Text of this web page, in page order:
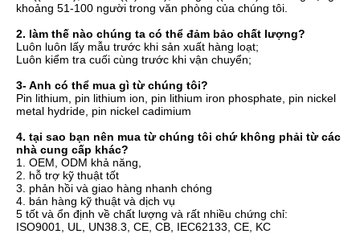
khoảng 51-100 người trong văn phòng của chúng tôi.
2. làm thế nào chúng ta có thể đảm bảo chất lượng?
Luôn luôn lấy mẫu trước khi sản xuất hàng loạt;
Luôn kiểm tra cuối cùng trước khi vận chuyển;
3- Anh có thể mua gì từ chúng tôi?
Pin lithium, pin lithium ion, pin lithium iron phosphate, pin nickel
metal hydride, pin nickel cadimium
4. tại sao bạn nên mua từ chúng tôi chứ không phải từ các
nhà cung cấp khác?
1. OEM, ODM khả năng,
2. hỗ trợ kỹ thuật tốt
3. phản hồi và giao hàng nhanh chóng
4. bán hàng kỹ thuật và dịch vụ
5 tốt và ổn định về chất lượng và rất nhiều chứng chỉ:
ISO9001, UL, UN38.3, CE, CB, IEC62133, CE, KC